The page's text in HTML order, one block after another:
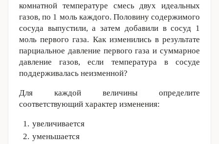
комнатной температуре смесь двух идеальных
газов, по 1 моль каждого. Половину содержимого
сосуда выпустили, а затем добавили в сосуд 1
моль первого газа. Как изменились в результате
парциальное давление первого газа и суммарное
давление газов, если температура в сосуде
поддерживалась неизменной?
Для каждой величины определите
соответствующий характер изменения:
увеличивается
уменьшается